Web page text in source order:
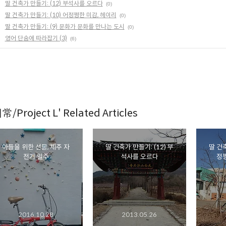
딸 건축가 만들기: (12) 부석사를 오르다 (0)
딸 건축가 만들기: (10) 어정쩡한 미감, 헤이리 (0)
딸 건축가 만들기: (9) 문화가 문화를 만나는 도시 (0)
영어 단숨에 따라잡기 (3) (6)
/Project L' Related Articles
아들을 위한 선물, 제주 자
전거 일주
2016.10.28
딸 건축가 만들기: (12) 부
석사를 오르다
2013.05.26
딸 건
정